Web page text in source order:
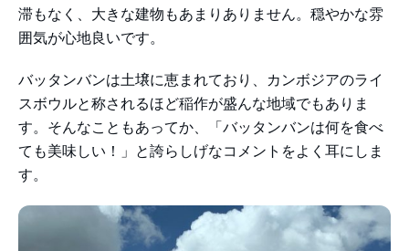
滞もなく、大きな建物もあまりありません。穏やかな雰
囲気が心地良いです。
バッタンバンは土壌に恵まれており、カンボジアのライ
スボウルと称されるほど稲作が盛んな地域でもありま
す。そんなこともあってか、「バッタンバンは何を食べ
ても美味しい！」と誇らしげなコメントをよく耳にしま
す。